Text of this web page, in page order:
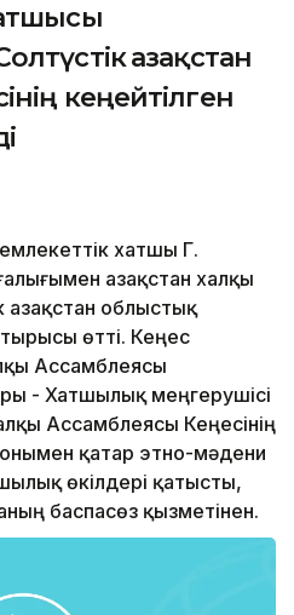
Қазақстан
кеңейтілген
хатшы Г.
Қазақстан халқы
облыстық
өтті. Кеңес
Ассамблеясы
- Хатшылық меңгерушісі
Ассамблеясы Кеңесінің
қатар этно-мәдени
өкілдері қатысты,
баспасөз қызметінен.